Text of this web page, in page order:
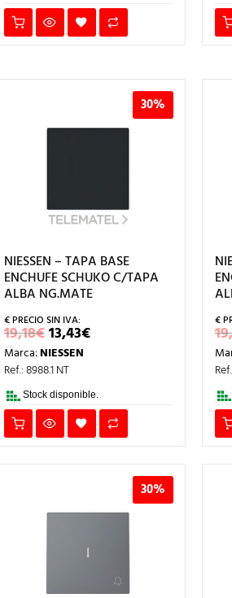
30%
NIESSEN – TAPA BASE
ENCHUFE SCHUKO C/TAPA
ALBA NG.MATE
19,18€EL
PRECIO
ORIGINAL
ERA:
19,18€.
13,43€EL
PRECIO
13,43€.
Marca:NIESSEN
Ref.: 8988.1 NT
Stock disponible.
30%